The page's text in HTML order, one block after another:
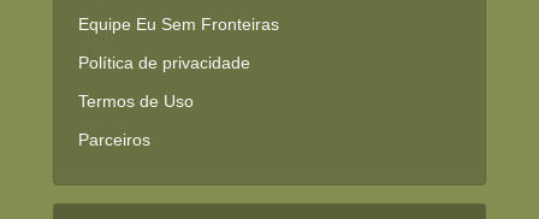
Equipe Eu Sem Fronteiras
Política de privacidade
Termos de Uso
Parceiros